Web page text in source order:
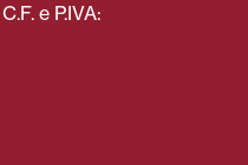
e P.IVA: